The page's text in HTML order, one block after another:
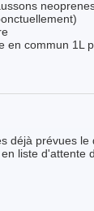
en commun 1L
déjà prévues
liste d'attente